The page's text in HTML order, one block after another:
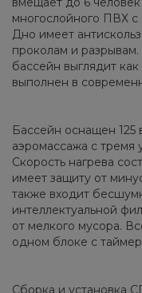
многослойного ПВХ с
Дно имеет
проколам и
бассейн выглядит
выполнен в
Бассейн оснащен
аэромассажа с тремя
Скорость нагрева
имеет защиту от
также входит
интеллектуальной
от мелкого мусора.
одном блоке с
Сборка и установка